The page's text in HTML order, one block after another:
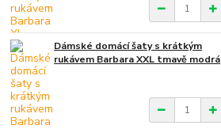
Dámské domácí šaty s krátkým
rukávem Barbara XXL tmavě modrá